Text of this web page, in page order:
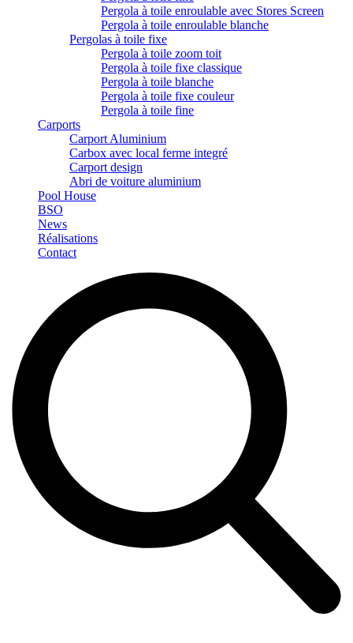
Pergola à toile enroulable avec Stores Screen
Pergola à toile enroulable blanche
Pergolas à toile fixe
Pergola à toile zoom toit
Pergola à toile fixe classique
Pergola à toile blanche
Pergola à toile fixe couleur
Pergola à toile fine
Carports
Carport Aluminium
Carbox avec local ferme integré
Carport design
Abri de voiture aluminium
Pool House
BSO
News
Réalisations
Contact